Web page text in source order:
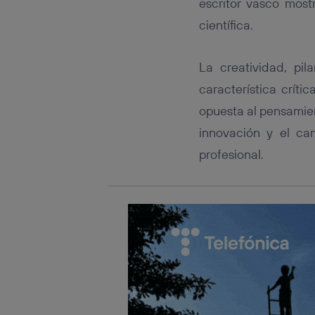
científica.
La creatividad,
característica
opuesta al
innovación y el
profesional.
Si
Puedes
inferior